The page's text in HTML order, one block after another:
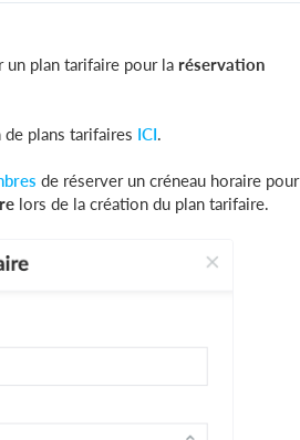
un plan tarifaire pour la réservation
plans tarifaires ICI.
de réserver un créneau horaire pour
lors de la création du plan tarifaire.